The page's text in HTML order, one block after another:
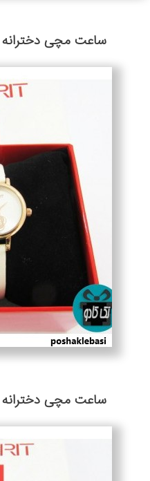
ساعت مچی دخترانه ESPIRIT مدل ES3290
ساعت مچی دخترانه ESPIRIT مدل ES3290